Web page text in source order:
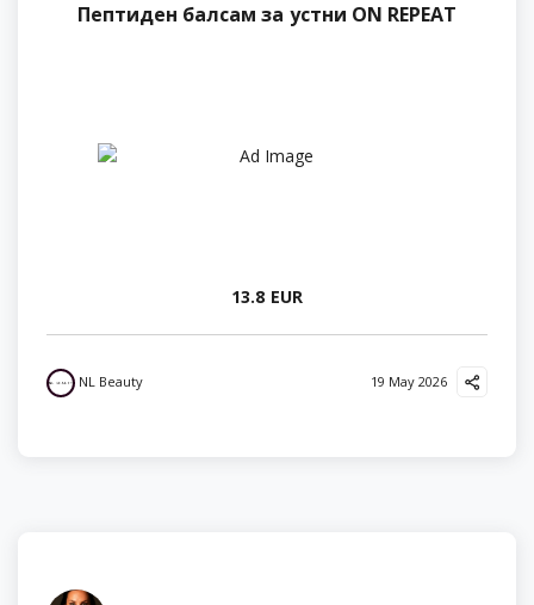
Пептиден балсам за устни ON REPEAT
13.8 EUR
NL Beauty 19 May 2026